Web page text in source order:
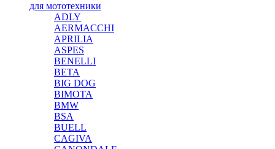
для мототехники
ADLY
AERMACCHI
APRILIA
ASPES
BENELLI
BETA
BIG DOG
BIMOTA
BMW
BSA
BUELL
CAGIVA